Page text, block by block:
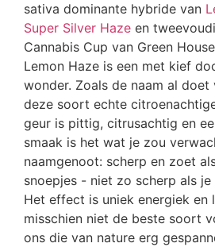
sativa dominante hybride van
Super Silver Haze en
Cannabis Cup van Green
Lemon Haze is een met kief
wonder. Zoals de naam al doet
deze soort echte
geur is pittig, citrusachtig en
smaak is het wat je zou
naamgenoot: scherp en zoet
snoepjes - niet zo scherp als
Het effect is uniek energiek en
misschien niet de beste soort
ons die van nature erg